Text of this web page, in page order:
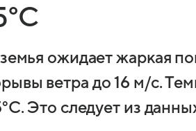
ожидает жаркая
ветра до 16 м/с.
Это следует из